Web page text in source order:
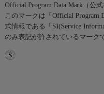
Official Program Data Mark（公
このマークは「Official Program
式情報である「SI(Service
のみ表記が許されているマーク